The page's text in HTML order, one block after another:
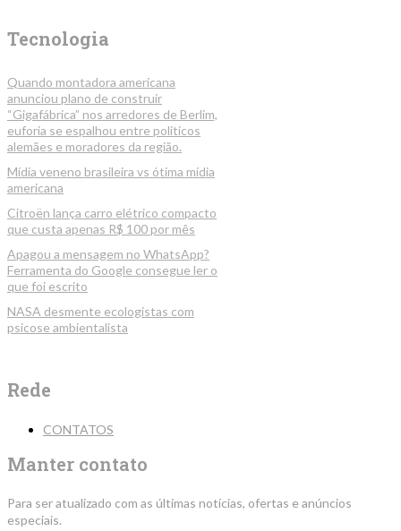
Tecnologia
Quando montadora americana
anunciou plano de construir
“Gigafábrica” nos arredores de Berlim,
euforia se espalhou entre políticos
alemães e moradores da região.
Mídia veneno brasileira vs ótima mídia
americana
Citroën lança carro elétrico compacto
que custa apenas R$ 100 por mês
Apagou a mensagem no WhatsApp?
Ferramenta do Google consegue ler o
que foi escrito
NASA desmente ecologistas com
psicose ambientalista
Rede
CONTATOS
Manter contato
Para ser atualizado com as últimas notícias, ofertas e anúncios
especiais.